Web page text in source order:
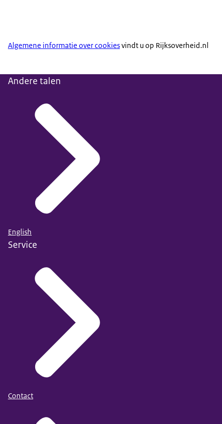
Algemene informatie over cookiesvindt u op Rijksoverheid.nl
Andere talen
English
Service
Contact